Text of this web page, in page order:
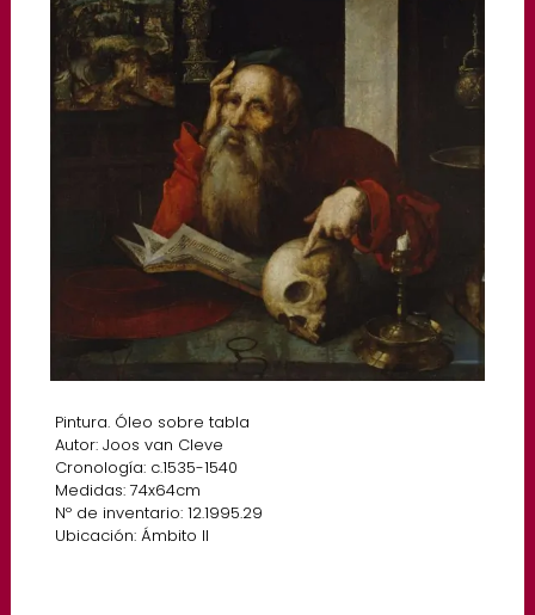
Pintura. Óleo sobre tabla
Autor: Joos van Cleve
Cronología: c.1535-1540
Medidas: 74x64cm
Nº de inventario: 12.1995.29
Ubicación: Ámbito II